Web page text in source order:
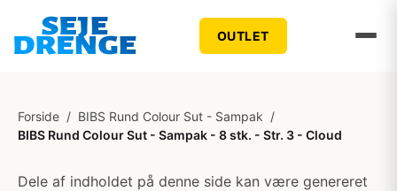
OUTLET
Forside / BIBS Rund Colour Sut - Sampak /
BIBS Rund Colour Sut - Sampak - 8 stk. - Str. 3 - Cloud
Dele af indholdet på denne side kan være genereret